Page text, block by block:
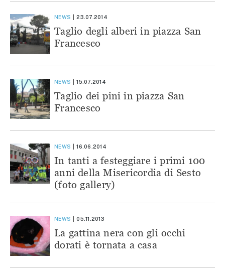
NEWS 23.07.2014
Taglio degli alberi in piazza San
Francesco
NEWS 15.07.2014
Taglio dei pini in piazza San
Francesco
NEWS 16.06.2014
In tanti a festeggiare i primi 100
anni della Misericordia di Sesto
(foto gallery)
NEWS 05.11.2013
La gattina nera con gli occhi
dorati è tornata a casa